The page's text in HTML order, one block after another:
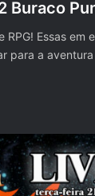
Buraco
RPG! Essas em
para a